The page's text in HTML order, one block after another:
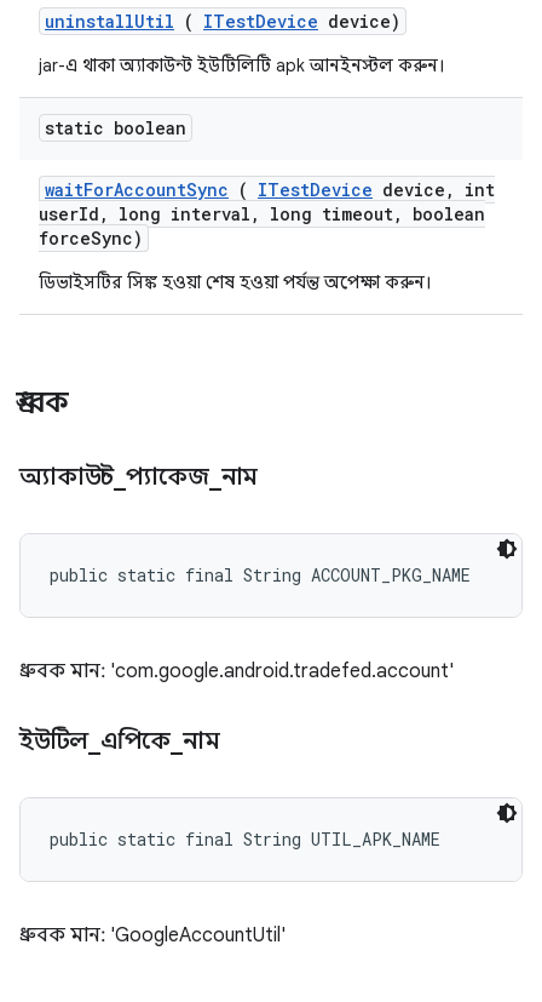
uninstallUtil ( ITestDevice device)
jar-এ থাকা অ্যাকাউন্ট ইউটিলিটি apk আনইনস্টল করুন।
static boolean
waitForAccountSync ( ITestDevice device ,
int
userId , long interval , long timeout,
boolean
forceSync)
ডিভাইসটির সিঙ্ক হওয়া শেষ হওয়া পর্যন্ত অপেক্ষা করুন।
ধ্রুবক
অ্যাকাউন্ট_ প্যাকেজ_ নাম
public static final String ACCOUNT_PKG_NAME
ধ্রুবক মান: 'com.google.android.tradefed.account'
ইউটিল_ এপিকে নাম
public static final String UTIL_APK_NAME
ধ্রুবক মান: 'GoogleAccountUtil'